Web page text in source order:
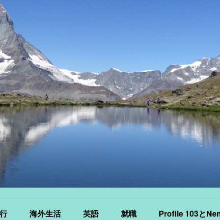
海外生活 英語 就職 Profile 103と